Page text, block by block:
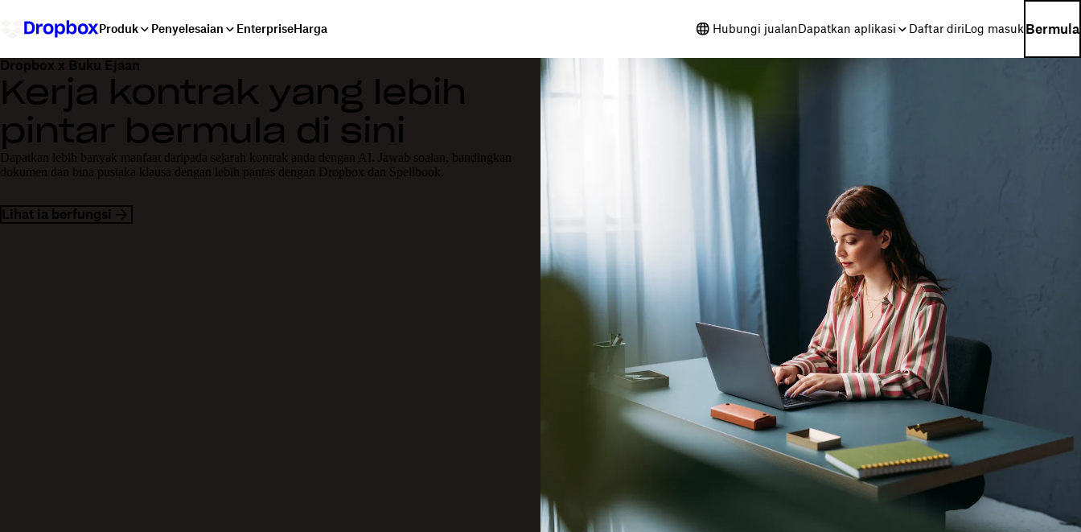
Produk Penyelesaian EnterpriseHarga Hubungi jualanDapatkan aplikasi Daftar diriLog masuk Bermula
Dropbox x Buku Ejaan
Kerja kontrak yang lebih
pintar bermula di sini
Dapatkan lebih banyak manfaat daripada sejarah kontrak anda dengan AI. Jawab soalan, bandingkan
dokumen dan bina pustaka klausa dengan lebih pantas dengan Dropbox dan Spellbook.
Lihat ia berfungsi